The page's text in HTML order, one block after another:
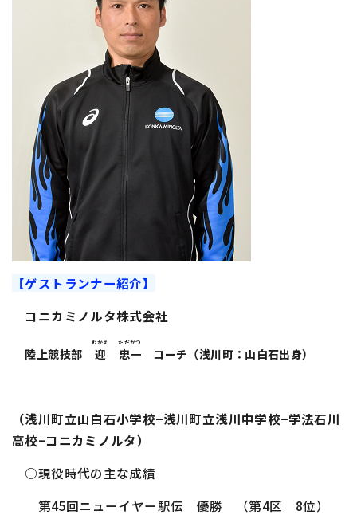
【ゲストランナー紹介】
コニカミノルタ株式会社
陸上競技部 迎
むかえ
忠一
ただかつ
コーチ（浅川町：山白石出身）
（浅川町立山白石小学校−浅川町立浅川中学校−学法石川
高校−コニカミノルタ）
○現役時代の主な成績
第45回ニューイヤー駅伝 優勝 （第4区 8位）